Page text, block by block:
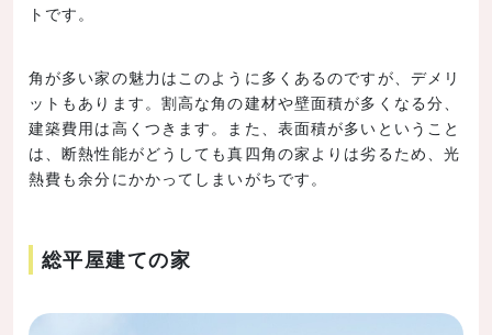
トです。
角が多い家の魅力はこのように多くあるのですが、デメリ
ットもあります。割高な角の建材や壁面積が多くなる分、
建築費用は高くつきます。また、表面積が多いということ
は、断熱性能がどうしても真四角の家よりは劣るため、光
熱費も余分にかかってしまいがちです。
総平屋建ての家